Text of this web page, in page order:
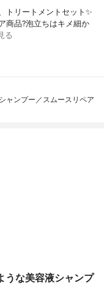
トリートメントセット✨
商品?泡立ちはキメ細か
る
ャンプー／スムースリペア
うな美容液シャンプ